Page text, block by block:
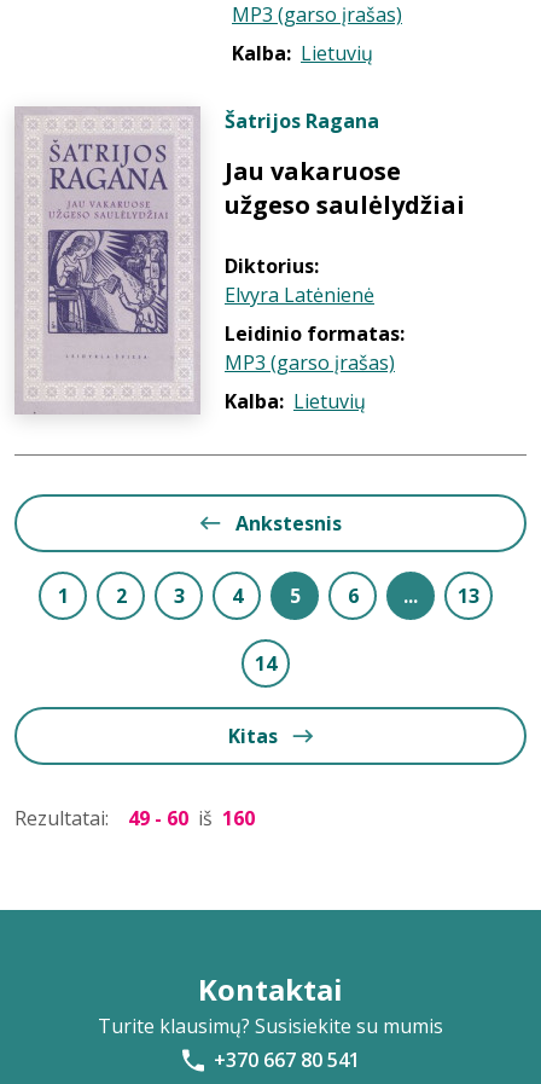
MP3 (garso įrašas)
Kalba: Lietuvių
Šatrijos Ragana
Jau vakaruose
užgeso saulėlydžiai
Diktorius:
Elvyra Latėnienė
Leidinio formatas:
MP3 (garso įrašas)
Kalba: Lietuvių
Ankstesnis
1 2 3 4 5 6 ... 13
14
Kitas
Rezultatai: 49 - 60 iš 160
Kontaktai
Turite klausimų? Susisiekite su mumis
+370 667 80 541